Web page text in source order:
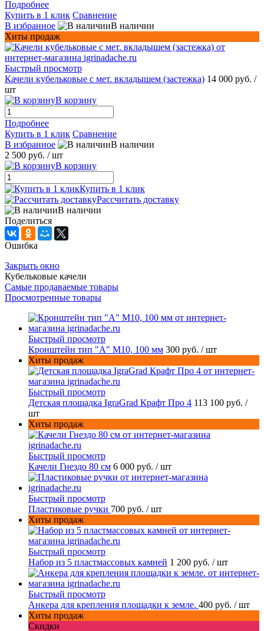
Подробнее
Купить в 1 клик Сравнение
В избранное
В наличии
Хиты продаж
Быстрый просмотр
Качели кубельковые с мет. вкладышем (застежка) 14 000 руб. /
шт
В корзину
Подробнее
Купить в 1 клик Сравнение
В избранное
В наличии
2 500 руб. / шт
В корзину
Купить в 1 клик
Рассчитать доставку
В наличии
Поделиться
Ошибка
Закрыть окно
Кубельковые качели
Самые продаваемые товары
Просмотренные товары
Быстрый просмотр
Кронштейн тип "A" M10, 100 мм 300 руб. / шт
Хиты продаж
Быстрый просмотр
Детская площадка IgraGrad Крафт Про 4 113 100 руб. /
шт
Хиты продаж
Быстрый просмотр
Качели Гнездо 80 см 6 000 руб. / шт
Быстрый просмотр
Пластиковые ручки 700 руб. / шт
Хиты продаж
Быстрый просмотр
Набор из 5 пластмассовых камней 1 200 руб. / шт
Быстрый просмотр
Анкера для крепления площадки к земле. 400 руб. / шт
Хиты продаж
Скидки